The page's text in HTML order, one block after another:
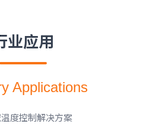
业应用
Applications
度控制解决方案